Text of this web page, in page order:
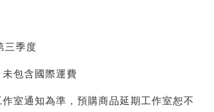
三季度
包含國際運費
室通知為準，預購商品延期工作室恕不